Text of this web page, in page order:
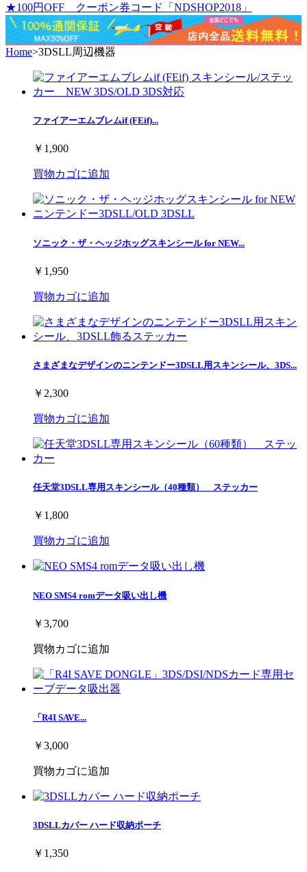
★100円OFF クーポン券コード「NDSHOP2018」
Home>3DSLL周辺機器
ファイアーエムブレムif (FEif)...
￥1,900
買物カゴに追加
ソニック・ザ・ヘッジホッグスキンシール for NEW...
￥1,950
買物カゴに追加
さまざまなデザインのニンテンドー3DSLL用スキンシール、3DS...
￥2,300
買物カゴに追加
任天堂3DSLL専用スキンシール（40種類） ステッカー
￥1,800
買物カゴに追加
NEO SMS4 romデータ吸い出し機
￥3,700
買物カゴに追加
「R4I SAVE...
￥3,000
買物カゴに追加
3DSLLカバー ハード収納ポーチ
￥1,350